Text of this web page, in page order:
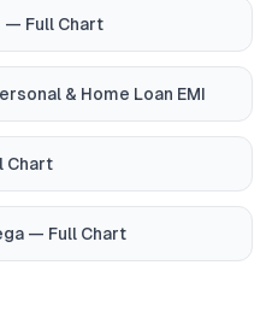
— Full Chart
& Home Loan EMI
Chart
— Full Chart